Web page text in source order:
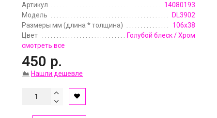
Артикул
14080193
Модель
DL3902
Размеры мм (длина * толщина)
106х38
Цвет
Голубой блеск / Хром
смотреть все
450 р.
Нашли дешевле